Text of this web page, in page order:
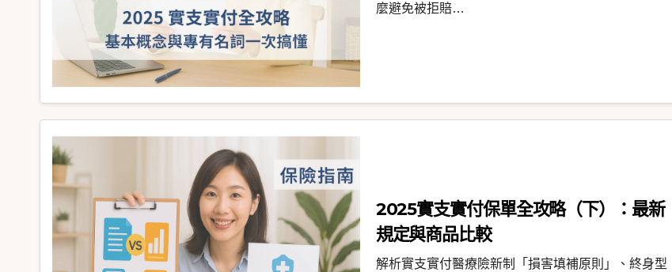
麼避免被拒賠…
2025實支實付保單全攻略（下）：最新
規定與商品比較
解析實支實付醫療險新制「損害填補原則」、終身型